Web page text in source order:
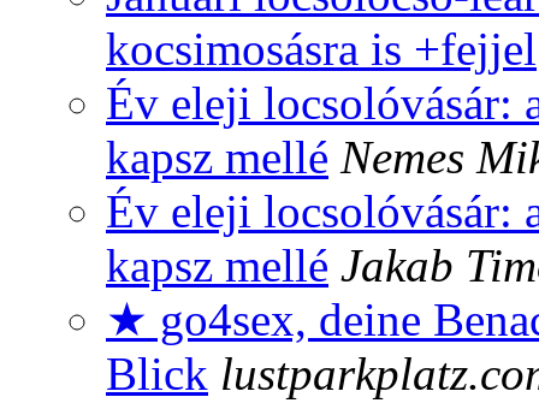
kocsimosásra is +fejjel
Év eleji locsolóvásár:
kapsz mellé Nemes
Év eleji locsolóvásár:
kapsz mellé Jakab
★ go4sex, deine
Blick